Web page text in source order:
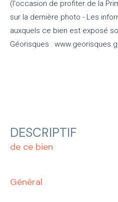
(l'occasion de profiter de la
sur la dernière photo - Les
auxquels ce bien est exposé
Géorisques :
DESCRIPTIF
de ce bien
Général